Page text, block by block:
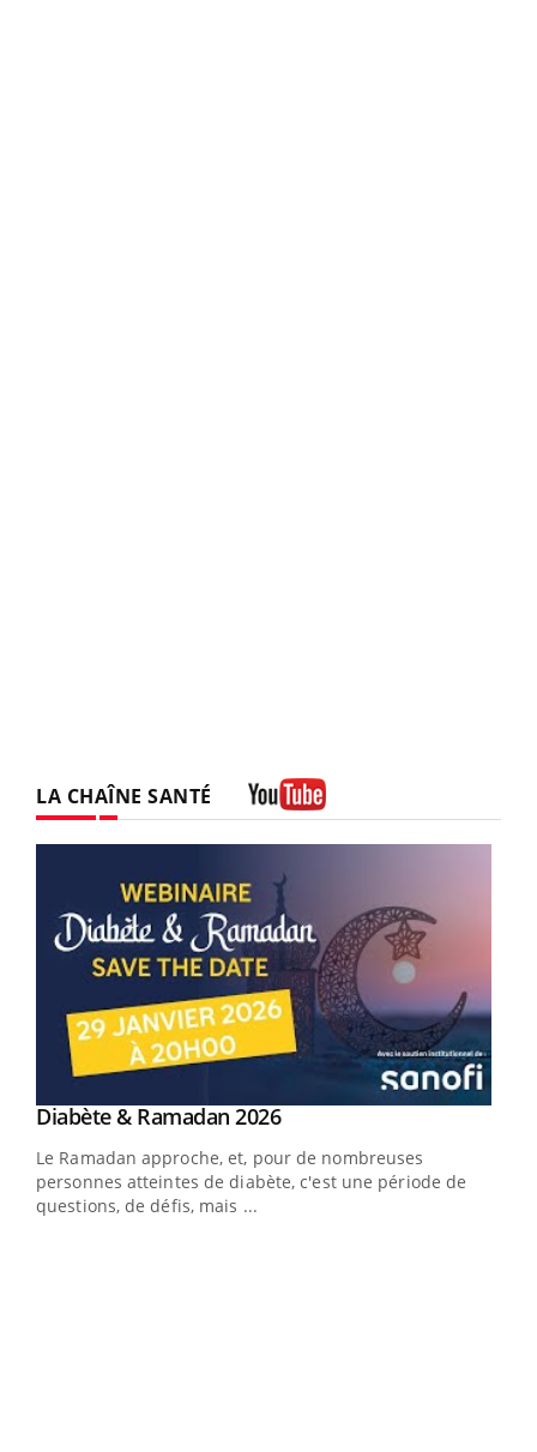
LA CHAÎNE SANTÉ
Youtube
Diabète & Ramadan 2026Youtube
Le Ramadan approche, et, pour de nombreuses
personnes atteintes de diabète, c'est une période de
questions, de défis, mais ...
Youtube
Un « jumeau numérique » pour faciliter l’accès
Un établissement lié à un groupe mutualiste innove en
matière de bilan de santé : l'utilisation d'un « jumeau